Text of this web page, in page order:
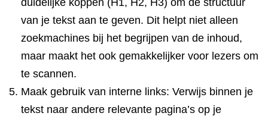
duidelijke koppen (H1, H2, H3) om de structuur
van je tekst aan te geven. Dit helpt niet alleen
zoekmachines bij het begrijpen van de inhoud,
maar maakt het ook gemakkelijker voor lezers om
te scannen.
Maak gebruik van interne links: Verwijs binnen je
tekst naar andere relevante pagina’s op je